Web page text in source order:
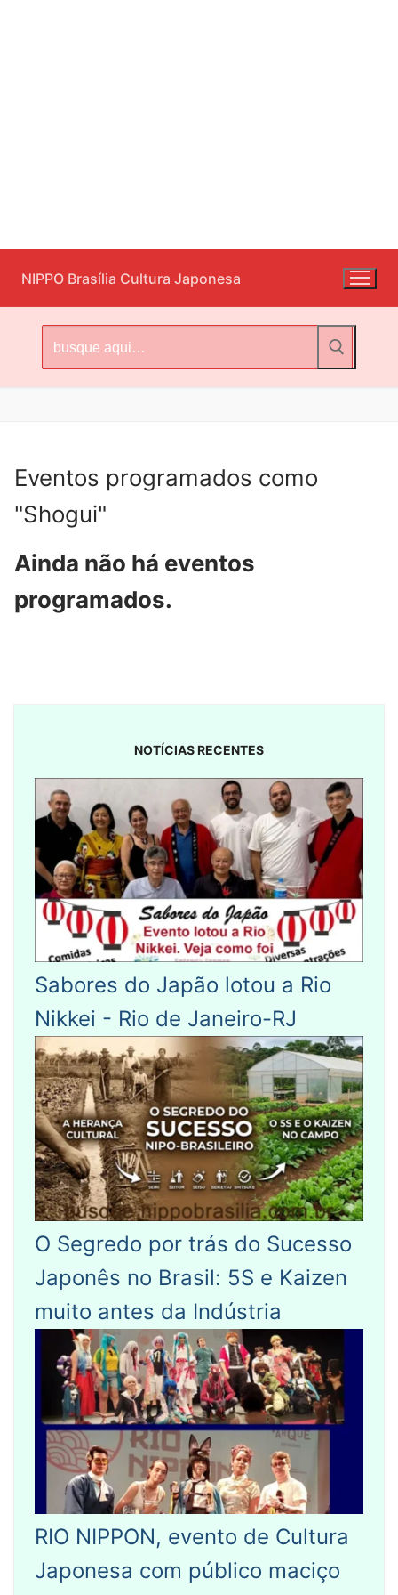
para
o
conteúdo
NIPPO Brasília Cultura Japonesa
por:
Eventos programados como
"Shogui"
Ainda não há eventos
programados.
NOTÍCIAS RECENTES
Sabores do Japão lotou a Rio
Nikkei - Rio de Janeiro-RJ
O Segredo por trás do Sucesso
Japonês no Brasil: 5S e Kaizen
muito antes da Indústria
RIO NIPPON, evento de Cultura
Japonesa com público maciço